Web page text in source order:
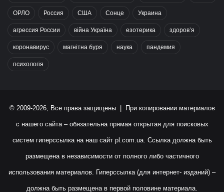
ОРЛО Россия США Сонце Украина
агрессия России війна Україна езотерика здоров’я
коронавирус магнітна буря наука пандемия
психологія
© 2009-2026, Все права защищены | При копировании материалов
с нашего сайта – обязательна прямая открытая для поисковых
систем гиперссылка на наш сайт pl.com.ua. Ссылка должна быть
размещена в независимости от полного либо частичного
использования материалов. Гиперссылка (для интернет- изданий) –
должна быть размещена в первой половине материала.